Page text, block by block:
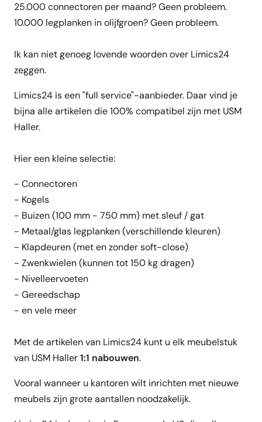
25.000 connectoren per maand? Geen probleem.
10.000 legplanken in olijfgroen? Geen probleem.
Ik kan niet genoeg lovende woorden over Limics24
zeggen.
Limics24 is een "full service"-aanbieder. Daar vind je
bijna alle artikelen die 100% compatibel zijn met USM
Haller.
Hier een kleine selectie:
- Connectoren
- Kogels
- Buizen (100 mm - 750 mm) met sleuf / gat
- Metaal/glas legplanken (verschillende kleuren)
- Klapdeuren (met en zonder soft-close)
- Zwenkwielen (kunnen tot 150 kg dragen)
- Nivelleervoeten
- Gereedschap
- en vele meer
Met de artikelen van Limics24 kunt u elk meubelstuk
van USM Haller1:1 nabouwen.
Vooral wanneer u kantoren wilt inrichten met nieuwe
meubels zijn grote aantallen noodzakelijk.